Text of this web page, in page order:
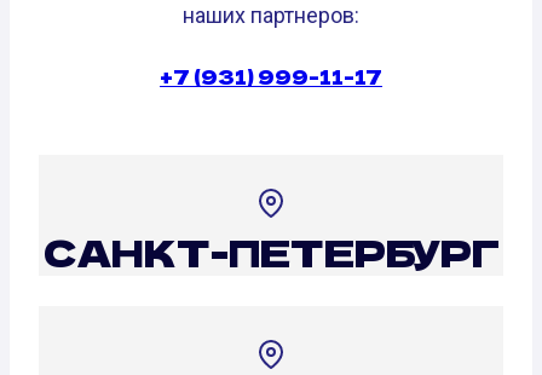
наших партнеров:
+7 (931) 999-11-17
САНКТ-ПЕТЕРБУРГ